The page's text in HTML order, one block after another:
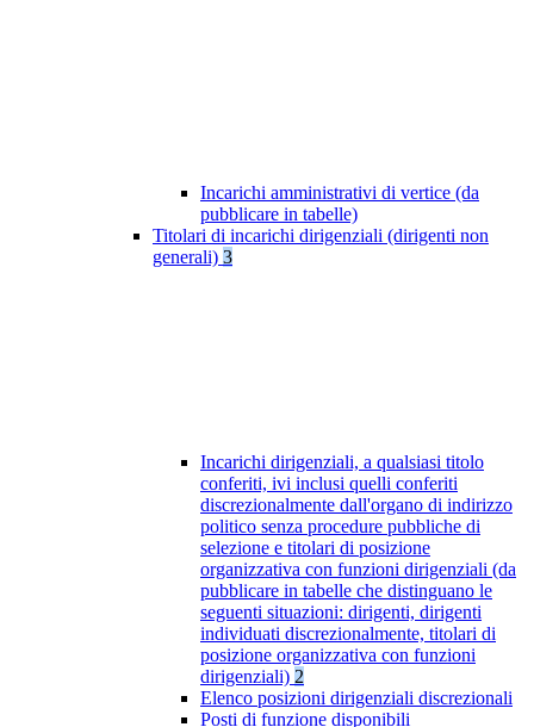
Incarichi amministrativi di vertice (da
pubblicare in tabelle)
Titolari di incarichi dirigenziali (dirigenti non
generali) 3
Incarichi dirigenziali, a qualsiasi titolo
conferiti, ivi inclusi quelli conferiti
discrezionalmente dall'organo di indirizzo
politico senza procedure pubbliche di
selezione e titolari di posizione
organizzativa con funzioni dirigenziali (da
pubblicare in tabelle che distinguano le
seguenti situazioni: dirigenti, dirigenti
individuati discrezionalmente, titolari di
posizione organizzativa con funzioni
dirigenziali) 2
Elenco posizioni dirigenziali discrezionali
Posti di funzione disponibili